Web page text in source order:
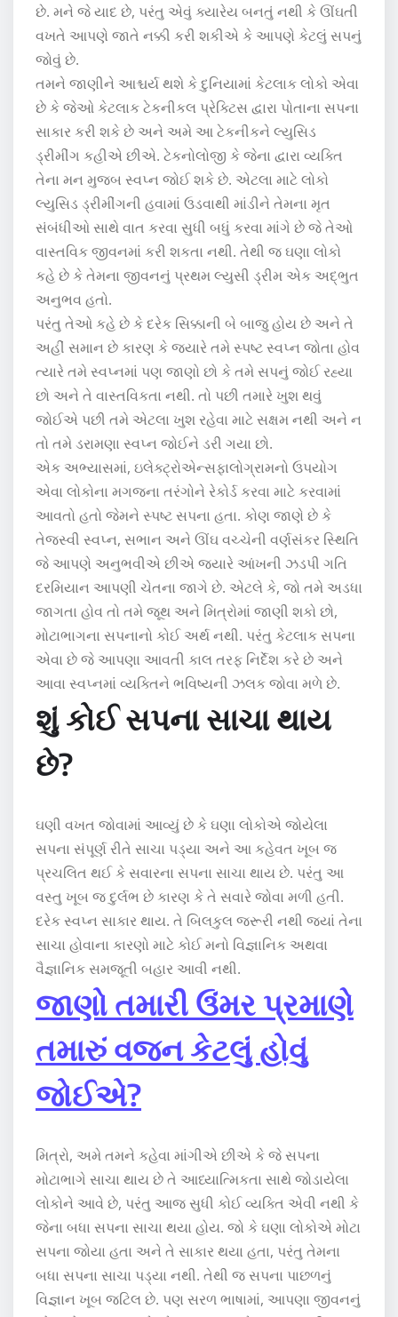
છે. મને જે યાદ છે, પરંતુ એવું ક્યારેય બનતું નથી કે ઊંઘતી
વખતે આપણે જાતે નક્કી કરી શકીએ કે આપણે કેટલું સપનું
જોવું છે.
તમને જાણીને આશ્ચર્ય થશે કે દુનિયામાં કેટલાક લોકો એવા
છે કે જેઓ કેટલાક ટેકનીકલ પ્રેક્ટિસ દ્વારા પોતાના સપના
સાકાર કરી શકે છે અને અમે આ ટેકનીકને લ્યુસિડ
ડ્રીમીંગ કહીએ છીએ. ટેકનોલોજી કે જેના દ્વારા વ્યક્તિ
તેના મન મુજબ સ્વપ્ન જોઈ શકે છે. એટલા માટે લોકો
લ્યુસિડ ડ્રીમીંગની હવામાં ઉડવાથી માંડીને તેમના મૃત
સંબંધીઓ સાથે વાત કરવા સુધી બધું કરવા માંગે છે જે તેઓ
વાસ્તવિક જીવનમાં કરી શકતા નથી. તેથી જ ઘણા લોકો
કહે છે કે તેમના જીવનનું પ્રથમ લ્યુસી ડ્રીમ એક અદ્ભુત
અનુભવ હતો.
પરંતુ તેઓ કહે છે કે દરેક સિક્કાની બે બાજુ હોય છે અને તે
અહીં સમાન છે કારણ કે જ્યારે તમે સ્પષ્ટ સ્વપ્ન જોતા હોવ
ત્યારે તમે સ્વપ્નમાં પણ જાણો છો કે તમે સપનું જોઈ રહ્યા
છો અને તે વાસ્તવિકતા નથી. તો પછી તમારે ખુશ થવું
જોઈએ પછી તમે એટલા ખુશ રહેવા માટે સક્ષમ નથી અને ન
તો તમે ડરામણા સ્વપ્ન જોઈને ડરી ગયા છો.
એક અભ્યાસમાં, ઇલેક્ટ્રોએન્સફાલોગ્રામનો ઉપયોગ
એવા લોકોના મગજના તરંગોને રેકોર્ડ કરવા માટે કરવામાં
આવતો હતો જેમને સ્પષ્ટ સપના હતા. કોણ જાણે છે કે
તેજસ્વી સ્વપ્ન, સભાન અને ઊંઘ વચ્ચેની વર્ણસંકર સ્થિતિ
જે આપણે અનુભવીએ છીએ જ્યારે આંખની ઝડપી ગતિ
દરમિયાન આપણી ચેતના જાગે છે. એટલે કે, જો તમે અડધા
જાગતા હોવ તો તમે જૂથ અને મિત્રોમાં જાણી શકો છો,
મોટાભાગના સપનાનો કોઈ અર્થ નથી. પરંતુ કેટલાક સપના
એવા છે જે આપણા આવતી કાલ તરફ નિર્દેશ કરે છે અને
આવા સ્વપ્નમાં વ્યક્તિને ભવિષ્યની ઝલક જોવા મળે છે.
શું કોઈ સપના સાચા થાય
છે?
ઘણી વખત જોવામાં આવ્યું છે કે ઘણા લોકોએ જોયેલા
સપના સંપૂર્ણ રીતે સાચા પડ્યા અને આ કહેવત ખૂબ જ
પ્રચલિત થઈ કે સવારના સપના સાચા થાય છે. પરંતુ આ
વસ્તુ ખૂબ જ દુર્લભ છે કારણ કે તે સવારે જોવા મળી હતી.
દરેક સ્વપ્ન સાકાર થાય. તે બિલકુલ જરૂરી નથી જ્યાં તેના
સાચા હોવાના કારણો માટે કોઈ મનો વિજ્ઞાનિક અથવા
વૈજ્ઞાનિક સમજૂતી બહાર આવી નથી.
જાણો તમારી ઉંમર પ્રમાણે
તમારું વજન કેટલું હોવું
જોઈએ?
મિત્રો, અમે તમને કહેવા માંગીએ છીએ કે જે સપના
મોટાભાગે સાચા થાય છે તે આધ્યાત્મિકતા સાથે જોડાયેલા
લોકોને આવે છે, પરંતુ આજ સુધી કોઈ વ્યક્તિ એવી નથી કે
જેના બધા સપના સાચા થયા હોય. જો કે ઘણા લોકોએ મોટા
સપના જોયા હતા અને તે સાકાર થયા હતા, પરંતુ તેમના
બધા સપના સાચા પડ્યા નથી. તેથી જ સપના પાછળનું
વિજ્ઞાન ખૂબ જટિલ છે. પણ સરળ ભાષામાં, આપણા જીવનનું